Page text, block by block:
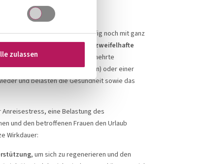
zulassen
des Urlaubs sowie danach häufig noch mit ganz
Chlorwasser im Pooloder
zweifelhafte
WC-Anlagen und eine vermehrte
einerCandidose(Pilzinfektion) oder einer
und belasten die Gesundheit sowie das
eine Belastung des
und den betroffenen Frauen den Urlaub
Wirkdauer:
, um sich zu regenerieren und den